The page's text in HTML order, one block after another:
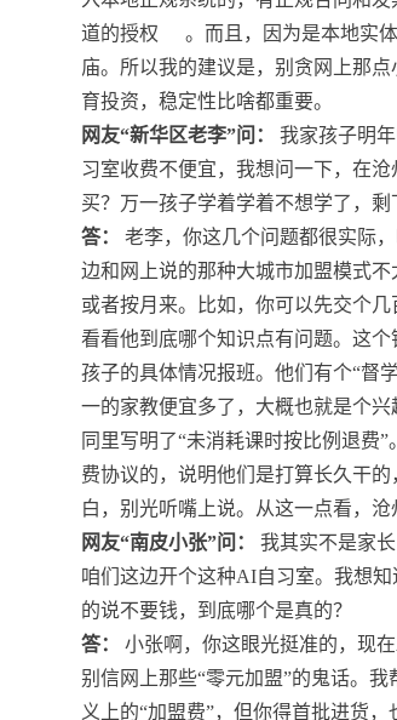
道的授权
。而且，因为是本地实
庙。所以我的建议是，别贪网上那
育投资，稳定性比啥都重要。
网友“新华区老李”问：
我家孩子明
习室收费不便宜，我想问一下，在
买？万一孩子学着学着不想学了，剩
答：
老李，你这几个问题都很实际
边和网上说的那种大城市加盟模式
或者按月来。比如，你可以先交个
看看他到底哪个知识点有问题。这
孩子的具体情况报班。他们有个“督
一的家教便宜多了，大概也就是个兴
同里写明了“未消耗课时按比例退费
费协议的，说明他们是打算长久干
白，别光听嘴上说。从这一点看，沧
网友“南皮小张”问：
我其实不是家
咱们这边开个这种AI自习室。我想
的说不要钱，到底哪个是真的？
答：
小张啊，你这眼光挺准的，现
别信网上那些“零元加盟”的鬼话。
义上的“加盟费”，但你得首批进货